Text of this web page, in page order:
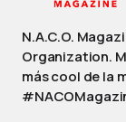
N.A.C.O.
Organization.
más cool de la